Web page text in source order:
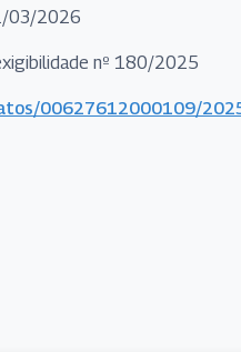
03/2026
nº 180/2025
00627612000109/